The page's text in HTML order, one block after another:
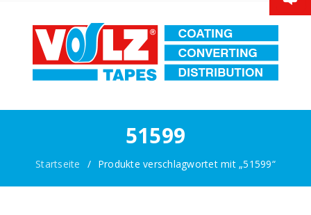
51599
Startseite / Produkte verschlagwortet mit „51599“